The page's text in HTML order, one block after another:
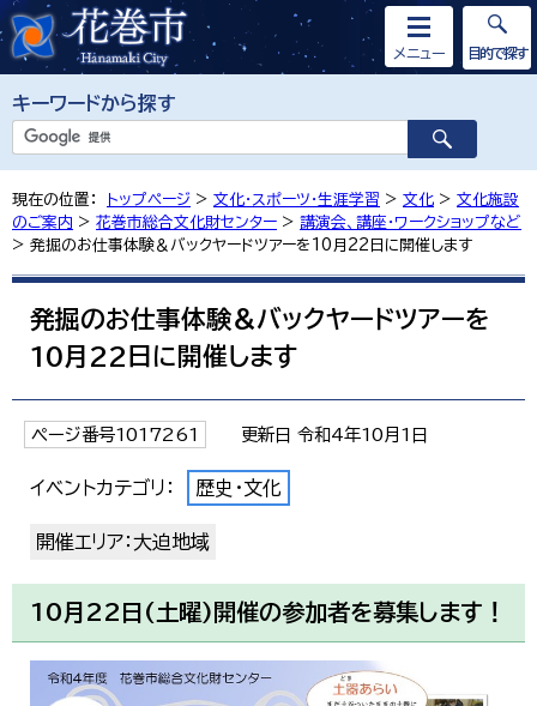
キーワードから探す
メニュー 目的で探す
現在の位置： トップページ > 文化・スポーツ・生涯学習 > 文化 > 文化施設
のご案内 > 花巻市総合文化財センター > 講演会、講座・ワークショップなど
> 発掘のお仕事体験＆バックヤードツアーを10月22日に開催します
発掘のお仕事体験＆バックヤードツアーを
10月22日に開催します
ページ番号1017261 更新日 令和4年10月1日
イベントカテゴリ： 歴史・文化
開催エリア：大迫地域
10月22日(土曜)開催の参加者を募集します！